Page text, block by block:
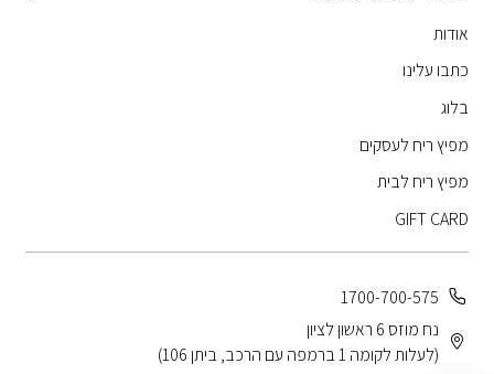
אודות
כתבו עלינו
בלוג
מפיץ ריח לעסקים
מפיץ ריח לבית
GIFT CARD
1700-700-575
נח מוזס 6 ראשון לציון
(לעלות לקומה 1 ברמפה עם הרכב, ביתן 106)